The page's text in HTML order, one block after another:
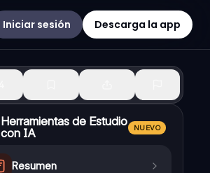
Iniciar sesión Descarga la app
Herramientas de Estudio
con IA
NUEVO
Resumen